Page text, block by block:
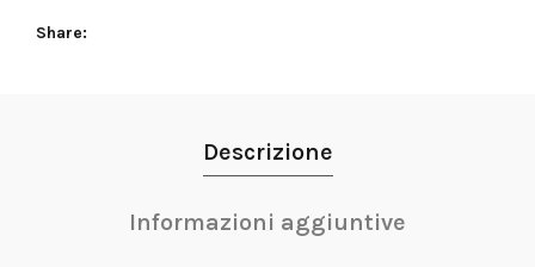
Share
Descrizione
Informazioni aggiuntive